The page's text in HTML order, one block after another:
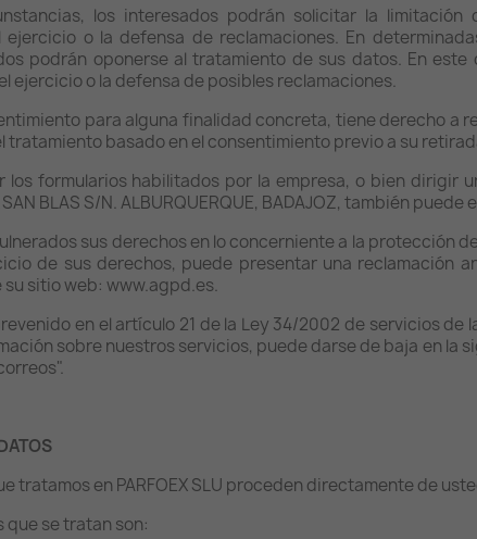
los interesados podrán solicitar la
ejercicio o la defensa de reclamaciones. En
podrán oponerse al tratamiento de sus datos. En
ejercicio o la defensa de posibles reclamaciones.
para alguna finalidad concreta, tiene derecho a
tratamiento basado en el consentimiento previo a su
los formularios habilitados por la empresa, o bien dirigir
SAN BLAS S/N. ALBURQUERQUE, BADAJOZ, también
sus derechos en lo concerniente a la protección
de sus derechos, puede presentar una reclamación
sitio web: www.agpd.es.
en el artículo 21 de la Ley 34/2002 de servicios
sobre nuestros servicios, puede darse de baja en
tratamos en PARFOEX SLU proceden directamente de
se tratan son: